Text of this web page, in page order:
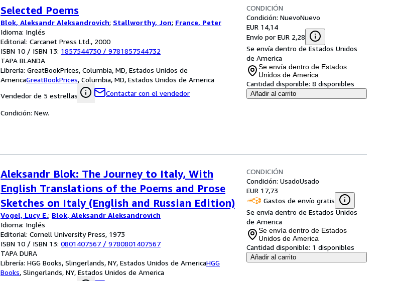
Selected Poems
Blok, Aleksandr Aleksandrovich; Stallworthy, Jon; France, Peter
Idioma: Inglés
Editorial: Carcanet Press Ltd., 2000
ISBN 10 / ISBN 13: 1857544730 / 9781857544732
TAPA BLANDA
Librería: GreatBookPrices, Columbia, MD, Estados Unidos de
AmericaGreatBookPrices, Columbia, MD, Estados Unidos de America
Vendedor de 5 estrellas
Contactar con el vendedor
CONDICIÓN
Condición: NuevoNuevo
EUR 14,14
Envío por EUR 2,28
Se envía dentro de Estados Unidos
de America
Se envía dentro de Estados
Unidos de America
Cantidad disponible: 8 disponibles
Añadir al carrito
Condición: New.
Aleksandr Blok: The Journey to Italy, With
English Translations of the Poems and Prose
Sketches on Italy (English and Russian Edition)
Vogel, Lucy E.; Blok, Aleksandr Aleksandrovich
Idioma: Inglés
Editorial: Cornell University Press, 1973
ISBN 10 / ISBN 13: 0801407567 / 9780801407567
TAPA DURA
Librería: HGG Books, Slingerlands, NY, Estados Unidos de AmericaHGG
Books, Slingerlands, NY, Estados Unidos de America
CONDICIÓN
Condición: UsadoUsado
EUR 17,73
Gastos de envío gratis
Se envía dentro de Estados Unidos
de America
Se envía dentro de Estados
Unidos de America
Cantidad disponible: 1 disponibles
Añadir al carrito